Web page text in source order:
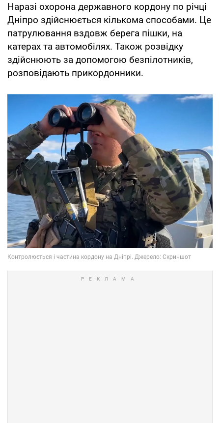
Наразі охорона державного кордону по річці
Дніпро здійснюється кількома способами. Це
патрулювання вздовж берега пішки, на
катерах та автомобілях. Також розвідку
здійснюють за допомогою безпілотників,
розповідають прикордонники.